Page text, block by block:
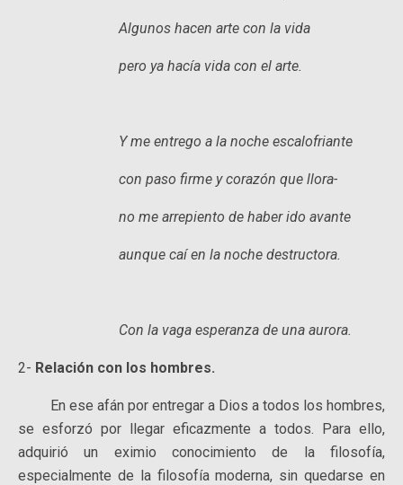
Algunos hacen arte con la vida
pero ya hacía vida con el arte.
Y me entrego a la noche escalofriante
con paso firme y corazón que llora-
no me arrepiento de haber ido avante
aunque caí en la noche destructora.
Con la vaga esperanza de una aurora.
2- Relación con los hombres.
En ese afán por entregar a Dios a todos los hombres,
se esforzó por llegar eficazmente a todos. Para ello,
adquirió un eximio conocimiento de la filosofía,
especialmente de la filosofía moderna, sin quedarse en